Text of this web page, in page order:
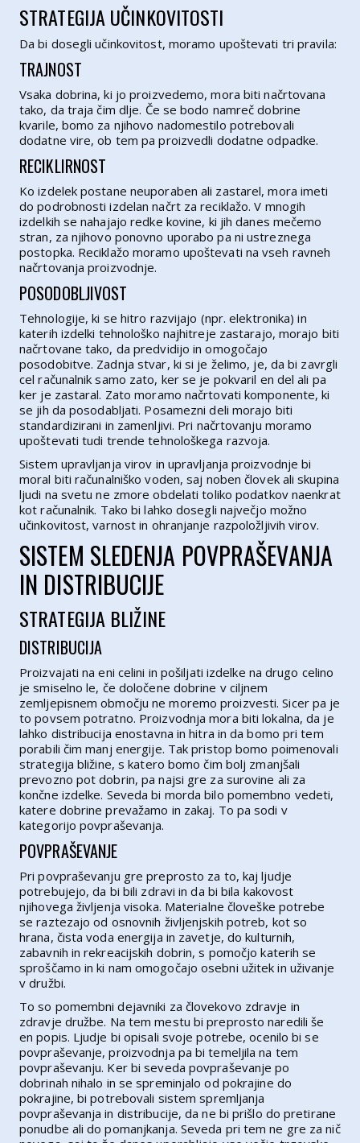
STRATEGIJA UČINKOVITOSTI
Da bi dosegli učinkovitost, moramo upoštevati tri pravila:
TRAJNOST
Vsaka dobrina, ki jo proizvedemo, mora biti načrtovana
tako, da traja čim dlje. Če se bodo namreč dobrine
kvarile, bomo za njihovo nadomestilo potrebovali
dodatne vire, ob tem pa proizvedli dodatne odpadke.
RECIKLIRNOST
Ko izdelek postane neuporaben ali zastarel, mora imeti
do podrobnosti izdelan načrt za reciklažo. V mnogih
izdelkih se nahajajo redke kovine, ki jih danes mečemo
stran, za njihovo ponovno uporabo pa ni ustreznega
postopka. Reciklažo moramo upoštevati na vseh ravneh
načrtovanja proizvodnje.
POSODOBLJIVOST
Tehnologije, ki se hitro razvijajo (npr. elektronika) in
katerih izdelki tehnološko najhitreje zastarajo, morajo biti
načrtovane tako, da predvidijo in omogočajo
posodobitve. Zadnja stvar, ki si je želimo, je, da bi zavrgli
cel računalnik samo zato, ker se je pokvaril en del ali pa
ker je zastaral. Zato moramo načrtovati komponente, ki
se jih da posodabljati. Posamezni deli morajo biti
standardizirani in zamenljivi. Pri načrtovanju moramo
upoštevati tudi trende tehnološkega razvoja.
Sistem upravljanja virov in upravljanja proizvodnje bi
moral biti računalniško voden, saj noben človek ali skupina
ljudi na svetu ne zmore obdelati toliko podatkov naenkrat
kot računalnik. Tako bi lahko dosegli največjo možno
učinkovitost, varnost in ohranjanje razpoložljivih virov.
SISTEM SLEDENJA POVPRAŠEVANJA
IN DISTRIBUCIJE
STRATEGIJA BLIŽINE
DISTRIBUCIJA
Proizvajati na eni celini in pošiljati izdelke na drugo celino
je smiselno le, če določene dobrine v ciljnem
zemljepisnem območju ne moremo proizvesti. Sicer pa je
to povsem potratno. Proizvodnja mora biti lokalna, da je
lahko distribucija enostavna in hitra in da bomo pri tem
porabili čim manj energije. Tak pristop bomo poimenovali
strategija bližine, s katero bomo čim bolj zmanjšali
prevozno pot dobrin, pa najsi gre za surovine ali za
končne izdelke. Seveda bi morda bilo pomembno vedeti,
katere dobrine prevažamo in zakaj. To pa sodi v
kategorijo povpraševanja.
POVPRAŠEVANJE
Pri povpraševanju gre preprosto za to, kaj ljudje
potrebujejo, da bi bili zdravi in da bi bila kakovost
njihovega življenja visoka. Materialne človeške potrebe
se raztezajo od osnovnih življenjskih potreb, kot so
hrana, čista voda energija in zavetje, do kulturnih,
zabavnih in rekreacijskih dobrin, s pomočjo katerih se
sproščamo in ki nam omogočajo osebni užitek in uživanje
v družbi.
To so pomembni dejavniki za človekovo zdravje in
zdravje družbe. Na tem mestu bi preprosto naredili še
en popis. Ljudje bi opisali svoje potrebe, ocenilo bi se
povpraševanje, proizvodnja pa bi temeljila na tem
povpraševanju. Ker bi seveda povpraševanje po
dobrinah nihalo in se spreminjalo od pokrajine do
pokrajine, bi potrebovali sistem spremljanja
povpraševanja in distribucije, da ne bi prišlo do pretirane
ponudbe ali do pomanjkanja. Seveda pri tem ne gre za nič